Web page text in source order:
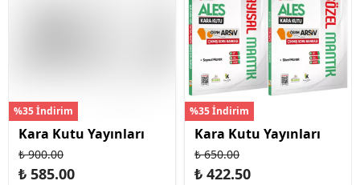
%35 İndirim
Kara Kutu Yayınları
₺ 900.00
₺ 585.00
%35 İndirim
Kara Kutu Yayınları
₺ 650.00
₺ 422.50